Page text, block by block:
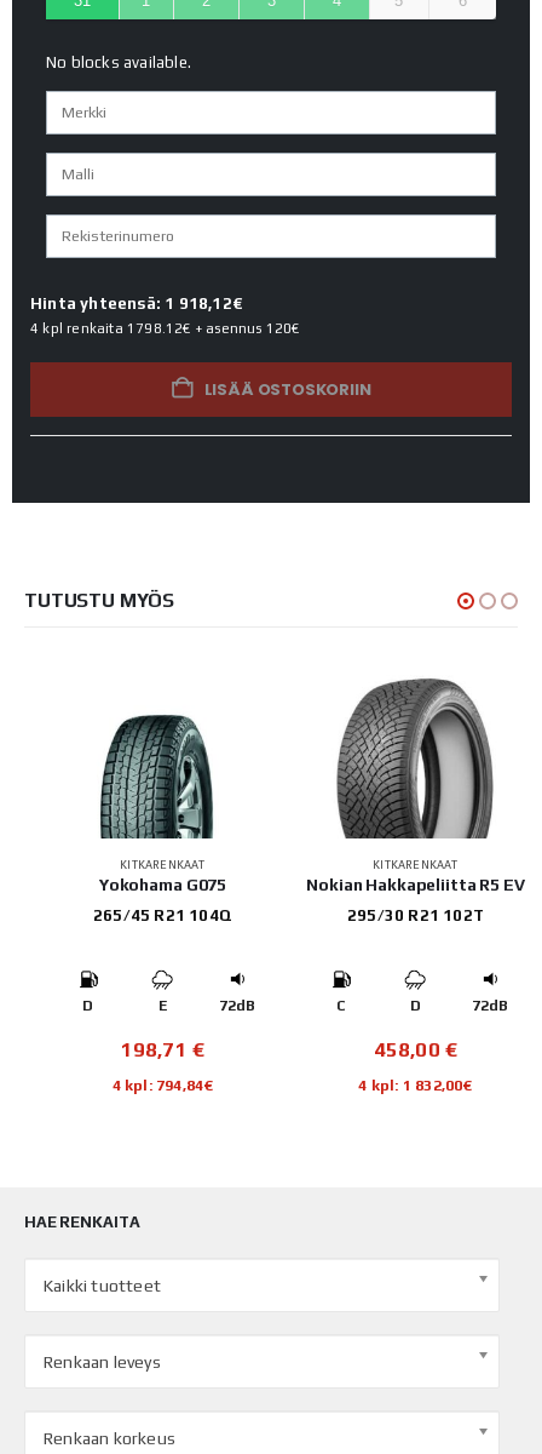
No blocks available.
Hinta yhteensä: 1 918,12€
4 kpl renkaita 1798.12€ + asennus 120€
LISÄÄ OSTOSKORIIN
TUTUSTU MYÖS
KITKARENKAAT
Yokohama G075
265/45 R21 104Q
D E 72dB
198,71€
4 kpl: 794,84€
KITKARENKAAT
Nokian Hakkapeliitta R5 EV
295/30 R21 102T
C D 72dB
458,00€
4 kpl: 1 832,00€
HAE RENKAITA
Kaikki tuotteet
Renkaan leveys
Renkaan korkeus